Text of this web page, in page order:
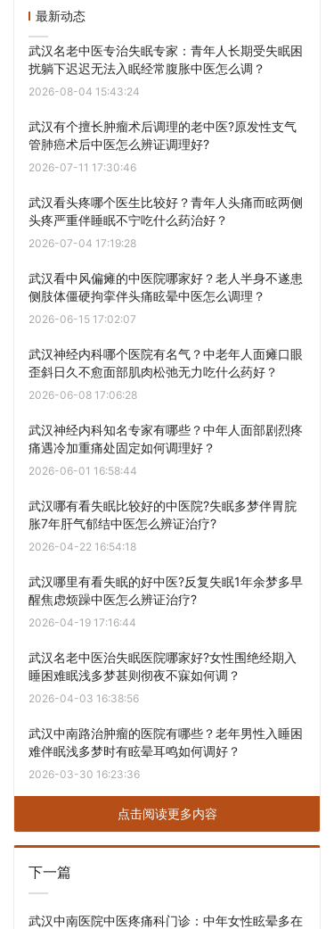
最新动态
武汉名老中医专治失眠专家：青年人长期受失眠困
扰躺下迟迟无法入眠经常腹胀中医怎么调？
2026-08-04 15:43:24
武汉有个擅长肿瘤术后调理的老中医?原发性支气
管肺癌术后中医怎么辨证调理好?
2026-07-11 17:30:46
武汉看头疼哪个医生比较好？青年人头痛而眩两侧
头疼严重伴睡眠不宁吃什么药治好？
2026-07-04 17:19:28
武汉看中风偏瘫的中医院哪家好？老人半身不遂患
侧肢体僵硬拘挛伴头痛眩晕中医怎么调理？
2026-06-15 17:02:07
武汉神经内科哪个医院有名气？中老年人面瘫口眼
歪斜日久不愈面部肌肉松弛无力吃什么药好？
2026-06-08 17:06:28
武汉神经内科知名专家有哪些？中年人面部剧烈疼
痛遇冷加重痛处固定如何调理好？
2026-06-01 16:58:44
武汉哪有看失眠比较好的中医院?失眠多梦伴胃脘
胀7年肝气郁结中医怎么辨证治疗?
2026-04-22 16:54:18
武汉哪里有看失眠的好中医?反复失眠1年余梦多早
醒焦虑烦躁中医怎么辨证治疗?
2026-04-19 17:16:44
武汉名老中医治失眠医院哪家好?女性围绝经期入
睡困难眠浅多梦甚则彻夜不寐如何调？
2026-04-03 16:38:56
武汉中南路治肿瘤的医院有哪些？老年男性入睡困
难伴眠浅多梦时有眩晕耳鸣如何调好？
2026-03-30 16:23:36
点击阅读更多内容
下一篇
武汉中南医院中医疼痛科门诊：中年女性眩晕多在